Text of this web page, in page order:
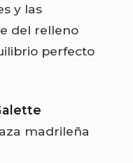
y las
del relleno
perfecto
madrileña